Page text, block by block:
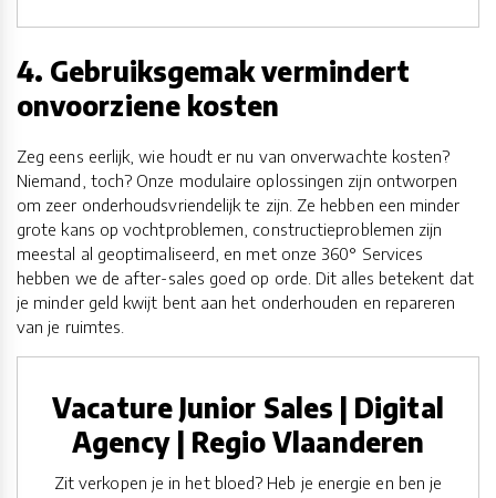
4. Gebruiksgemak vermindert
onvoorziene kosten
Zeg eens eerlijk, wie houdt er nu van onverwachte kosten?
Niemand, toch? Onze modulaire oplossingen zijn ontworpen
om zeer onderhoudsvriendelijk te zijn. Ze hebben een minder
grote kans op vochtproblemen, constructieproblemen zijn
meestal al geoptimaliseerd, en met onze 360° Services
hebben we de after-sales goed op orde. Dit alles betekent dat
je minder geld kwijt bent aan het onderhouden en repareren
van je ruimtes.
Vacature Junior Sales | Digital
Agency | Regio Vlaanderen
Zit verkopen je in het bloed? Heb je energie en ben je